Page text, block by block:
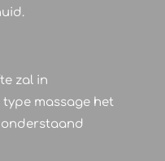
zal in
massage het
onderstaand